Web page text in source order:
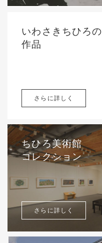
いわさきちひろの
作品
さらに詳しく
ちひろ美術館
コレクション
さらに詳しく